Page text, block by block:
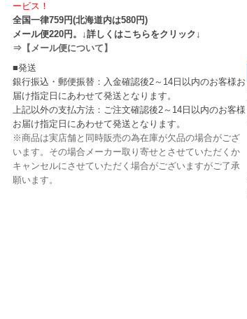
ービス！
全国一律759円(北海道内は580円)
メール便220円。↓詳しくはこちらをクリック↓
⇒【メール便について】
■発送
銀行振込・郵便振替：入金確認後2～14日以内のお客様お
届け指定日にあわせて発送となります。
上記以外の支払方法：ご注文確認後2～14日以内のお客様
お届け指定日にあわせて発送となります。
※商品は実店舗と同時販売の為在庫が欠品の場合がござ
います。その場合メーカー取り寄せとさせていただくか
キャンセルにさせていただく場合がございますがご了承
願います。